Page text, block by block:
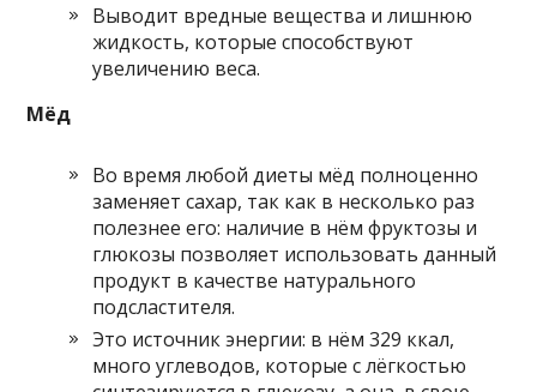
Выводит вредные вещества и лишнюю
жидкость, которые способствуют
увеличению веса.
Мёд
Во время любой диеты мёд полноценно
заменяет сахар, так как в несколько раз
полезнее его: наличие в нём фруктозы и
глюкозы позволяет использовать данный
продукт в качестве натурального
подсластителя.
Это источник энергии: в нём 329 ккал,
много углеводов, которые с лёгкостью